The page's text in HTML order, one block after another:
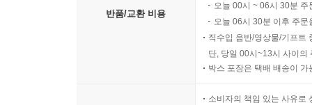
반품/교환 비용
오늘 00시 ~ 06시 30분
오늘 06시 30분 이후 주
직수입 음반/영상물/기프트
단, 당일 00시~13시 사이의
박스 포장은 택배 배송이
소비자의 책임 있는 사유로